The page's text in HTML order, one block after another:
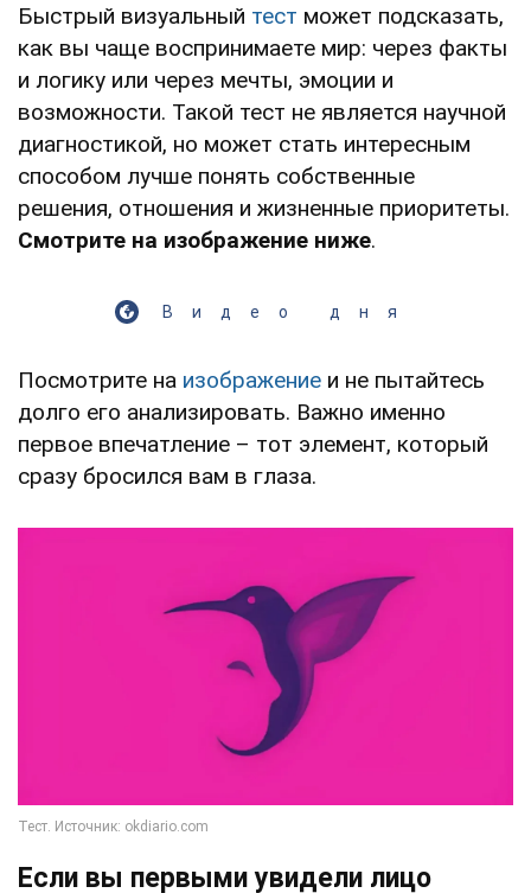
Быстрый визуальный тест может подсказать,
как вы чаще воспринимаете мир: через факты
и логику или через мечты, эмоции и
возможности. Такой тест не является научной
диагностикой, но может стать интересным
способом лучше понять собственные
решения, отношения и жизненные приоритеты.
Смотрите на изображение ниже.
Видео дня
Посмотрите на изображение и не пытайтесь
долго его анализировать. Важно именно
первое впечатление – тот элемент, который
сразу бросился вам в глаза.
Если вы первыми увидели лицо